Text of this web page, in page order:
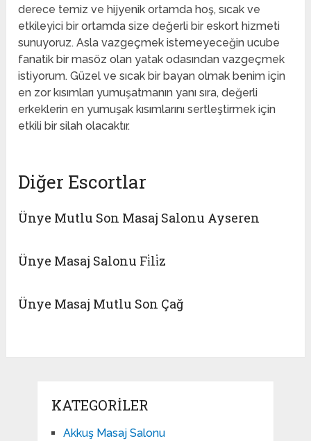
derece temiz ve hijyenik ortamda hoş, sıcak ve
etkileyici bir ortamda size değerli bir eskort hizmeti
sunuyoruz. Asla vazgeçmek istemeyeceğin ucube
fanatik bir masöz olan yatak odasından vazgeçmek
istiyorum. Güzel ve sıcak bir bayan olmak benim için
en zor kısımları yumuşatmanın yanı sıra, değerli
erkeklerin en yumuşak kısımlarını sertleştirmek için
etkili bir silah olacaktır.
Diğer Escortlar
Ünye Mutlu Son Masaj Salonu Ayseren
Ünye Masaj Salonu Fi̇li̇z
Ünye Masaj Mutlu Son Çağ
KATEGORILER
Akkuş Masaj Salonu